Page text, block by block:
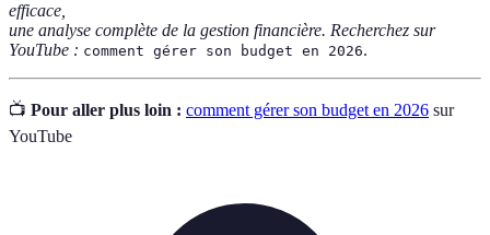
efficace,
une analyse complète de la gestion financière. Recherchez sur
YouTube : comment gérer son budget en 2026.
📺 Pour aller plus loin : comment gérer son budget en 2026 sur
YouTube